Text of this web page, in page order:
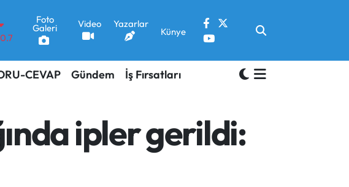
Foto
Galeri Video Yazarlar
Künye
CEVAP Gündem İş Fırsatları
ipler gerildi: